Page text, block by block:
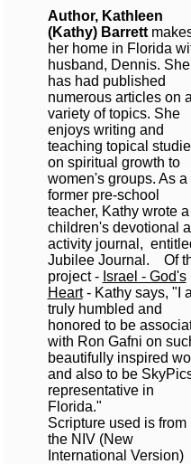
Author, Kathleen
(Kathy) Barrett
her home in Florida
husband, Dennis. She
has had published
numerous articles on a
variety of topics. She
enjoys writing and
teaching topical
on spiritual growth to
women's groups. As a
former pre-school
teacher, Kathy wrote a
children's devotional
activity journal,
Jubilee Journal. Of
project - Israel - God's
Heart- Kathy says, "I
truly humbled and
honored to be
with Ron Gafni on
beautifully inspired
and also to be
representative in
Florida."
Scripture used is from
the NIV (New
International Version)